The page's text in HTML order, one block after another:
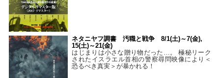
ネタニヤフ調書 汚職と戦争 8/1(土)～7(金),
15(土)～21(金)
はじまりは小さな贈り物だった…。 極秘リーク
されたイスラエル首相の警察尋問映像により＜
恐るべき真実＞が暴かれる！